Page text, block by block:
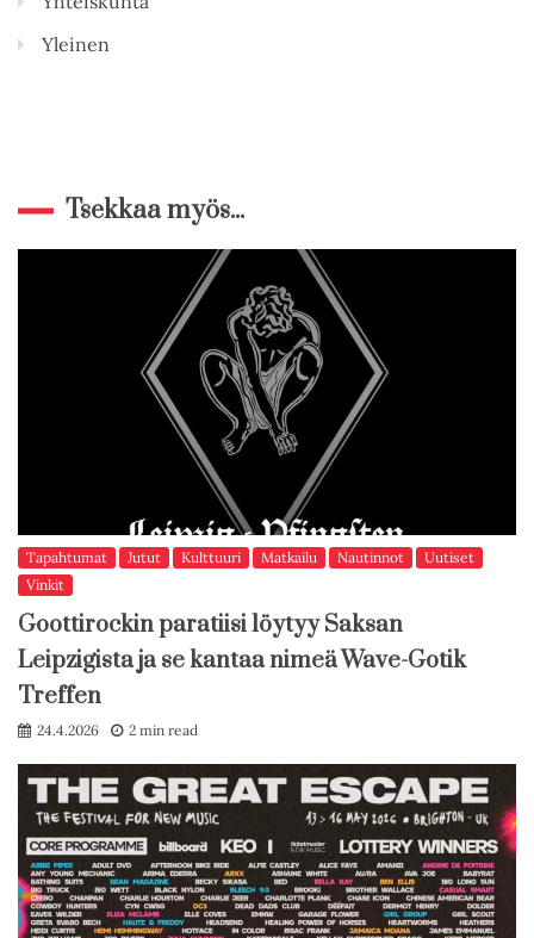
Yleinen
Tsekkaa myös...
Tapahtumat Jutut Kulttuuri Matkailu Nautinnot
Uutiset
Vinkit
Goottirockin paratiisi löytyy Saksan
Leipzigista ja se kantaa nimeä Wave-Gotik
Treffen
24.4.2026 2 min read